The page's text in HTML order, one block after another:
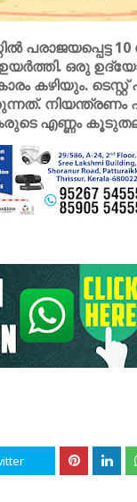
10
ഉയർത്തി. ഒരു
കഴിയും.
നിയന്ത്രണം
എണ്ണം